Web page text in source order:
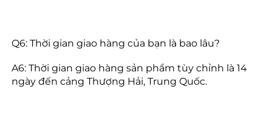
Q6: Thời gian giao hàng của bạn là bao lâu?
A6: Thời gian giao hàng sản phẩm tùy chỉnh là 14
ngày đến cảng Thượng Hải, Trung Quốc.